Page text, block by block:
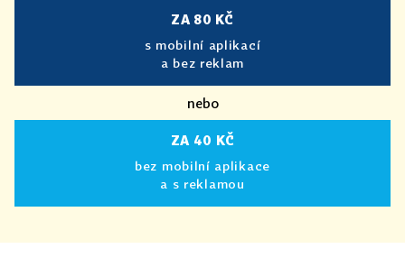
ZA 80 KČ
s mobilní aplikací
a bez reklam
nebo
ZA 40 KČ
bez mobilní aplikace
a s reklamou